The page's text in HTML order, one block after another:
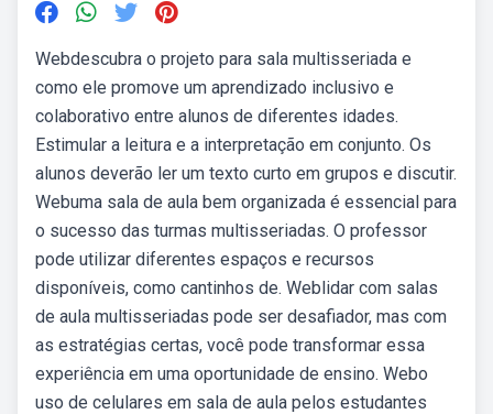
Webdescubra o projeto para sala multisseriada e
como ele promove um aprendizado inclusivo e
colaborativo entre alunos de diferentes idades.
Estimular a leitura e a interpretação em conjunto. Os
alunos deverão ler um texto curto em grupos e discutir.
Webuma sala de aula bem organizada é essencial para
o sucesso das turmas multisseriadas. O professor
pode utilizar diferentes espaços e recursos
disponíveis, como cantinhos de. Weblidar com salas
de aula multisseriadas pode ser desafiador, mas com
as estratégias certas, você pode transformar essa
experiência em uma oportunidade de ensino. Webo
uso de celulares em sala de aula pelos estudantes